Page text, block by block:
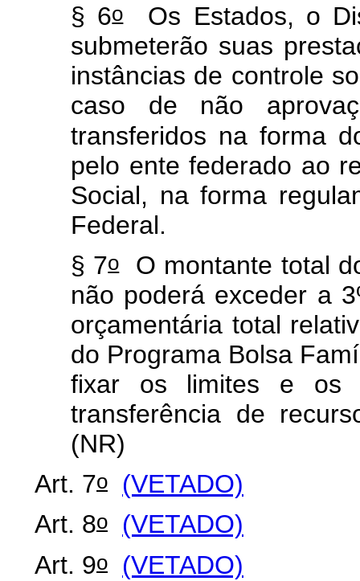
§ 6oOs Estados, o
submeterão suas
instâncias de controle
caso de não
transferidos na forma
pelo ente federado ao
Social, na forma
Federal.
§ 7oO montante total
não poderá exceder a
orçamentária total
do Programa Bolsa
fixar os limites e os
transferência de
(NR)
Art. 7o
(VETADO)
Art. 8o
(VETADO)
Art. 9o (VETADO)